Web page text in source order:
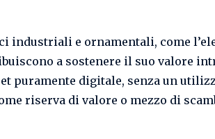
industriali e ornamentali, come
a sostenere il suo valore
puramente digitale, senza un
riserva di valore o mezzo di